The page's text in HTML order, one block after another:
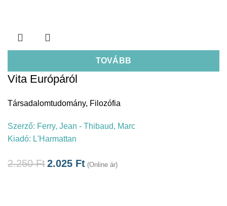
TOVÁBB
Vita Európáról
Társadalomtudomány, Filozófia
Szerző: Ferry, Jean - Thibaud, Marc
Kiadó: L'Harmattan
2.250Ft2.025 Ft (Online ár)